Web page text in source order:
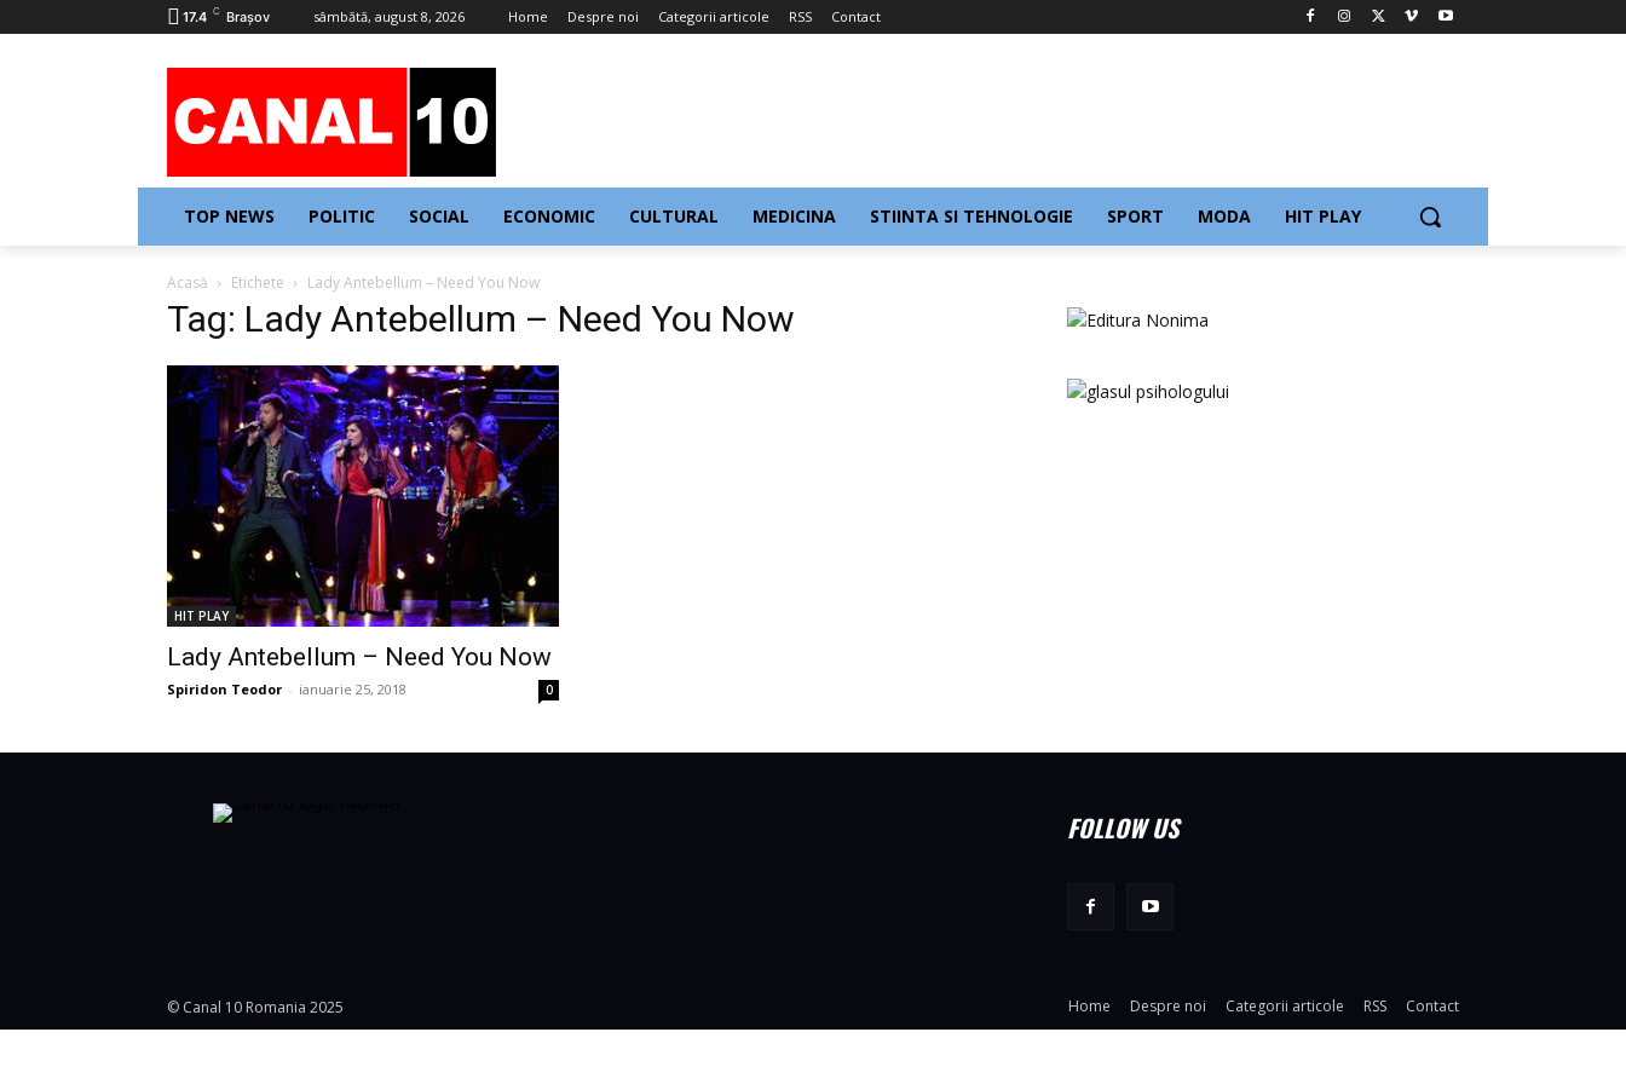
17.4 C Braşov sâmbătă, august 8, 2026 Home Despre noi Categorii articole RSS Contact
TOP NEWS POLITIC SOCIAL ECONOMIC CULTURAL MEDICINA STIINTA SI TEHNOLOGIE SPORT MODA HIT PLAY
Acasă Etichete Lady Antebellum – Need You Now
Tag: Lady Antebellum – Need You Now
HIT PLAY
Lady Antebellum – Need You Now
Spiridon Teodor - ianuarie 25, 2018 0
FOLLOW US
© Canal 10 Romania 2025 Home Despre noi Categorii articole RSS Contact